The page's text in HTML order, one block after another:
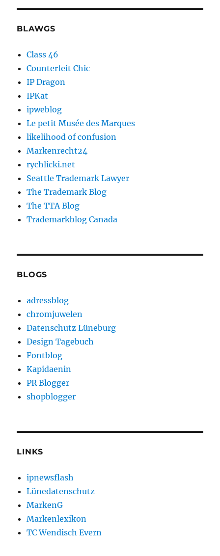
BLAWGS
Class 46
Counterfeit Chic
IP Dragon
IPKat
ipweblog
Le petit Musée des Marques
likelihood of confusion
Markenrecht24
rychlicki.net
Seattle Trademark Lawyer
The Trademark Blog
The TTA Blog
Trademarkblog Canada
BLOGS
adressblog
chromjuwelen
Datenschutz Lüneburg
Design Tagebuch
Fontblog
Kapidaenin
PR Blogger
shopblogger
LINKS
ipnewsflash
Lünedatenschutz
MarkenG
Markenlexikon
TC Wendisch Evern